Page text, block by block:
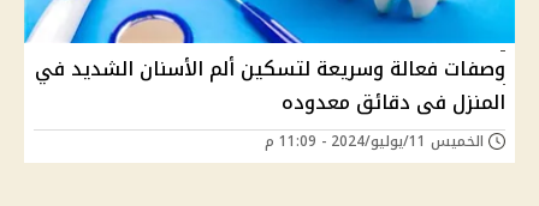
وصفات فعالة وسريعة لتسكين ألم الأسنان الشديد في
المنزل فى دقائق معدوده
الخميس 11/يوليو/2024 - 11:09 م